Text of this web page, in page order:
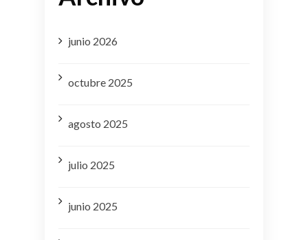
junio 2026
octubre 2025
agosto 2025
julio 2025
junio 2025